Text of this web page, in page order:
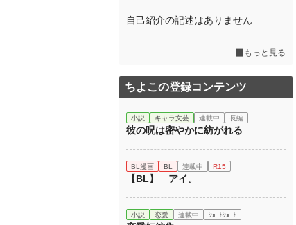
自己紹介の記述はありません
もっと見る
ちよこの登録コンテンツ
小説 キャラ文芸 連載中 長編
彼の呪は密やかに紡がれる
BL漫画 BL 連載中 R15
【BL】 アイ。
小説 恋愛 連載中 ｼｮｰﾄｼｮｰﾄ